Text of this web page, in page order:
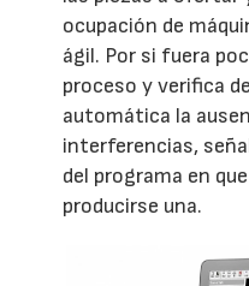
ocupación de
ágil. Por si fuera
proceso y verifica
automática la
interferencias,
del programa en
producirse una.